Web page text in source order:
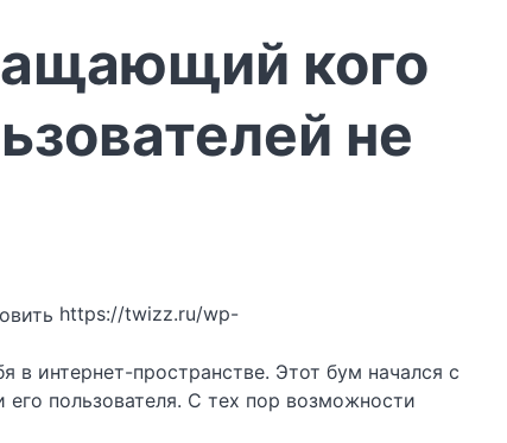
кого
не
https://twizz.ru/wp-
в интернет-пространстве. Этот бум начался с
пользователя. С тех пор возможности